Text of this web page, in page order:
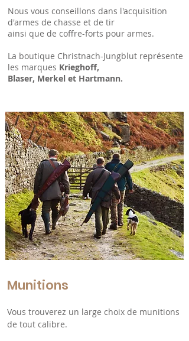
Nous vous conseillons dans l'acquisition
d'armes de chasse et de tir
ainsi que de coffre-forts pour armes.
La boutique Christnach-Jungblut représente
les marques Krieghoff,
Blaser, Merkel et Hartmann.
Munitions
Vous trouverez un large choix de munitions
de tout calibre.